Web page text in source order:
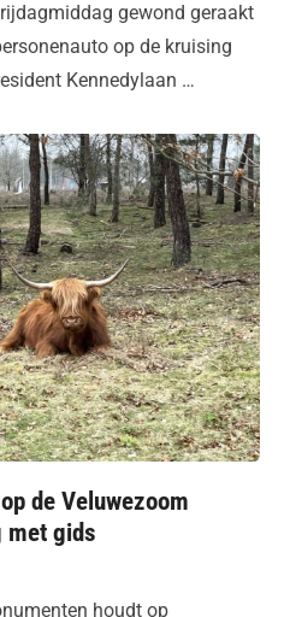
gewond geraakt
op de kruising
Kennedylaan …
de Veluwezoom
met gids
houdt op